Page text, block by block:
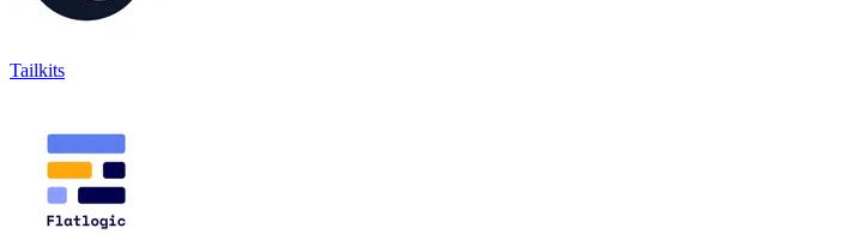
Tailkits